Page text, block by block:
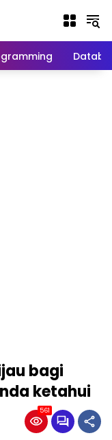
bagi
ketahui
561